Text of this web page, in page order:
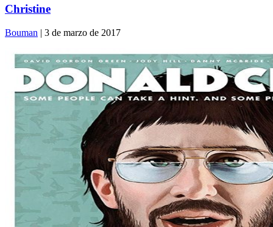
Christine
Bouman | 3 de marzo de 2017